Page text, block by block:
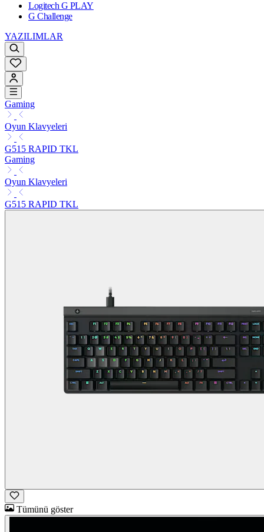
Logitech G PLAY
G Challenge
YAZILIMLAR
Gaming
Oyun Klavyeleri
G515 RAPID TKL
Gaming
Oyun Klavyeleri
G515 RAPID TKL
Tümünü göster